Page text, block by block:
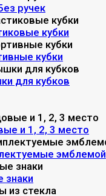
ручек
кубки
кубки
для кубков
и 1, 2, 3 место
эмблемой
знаки